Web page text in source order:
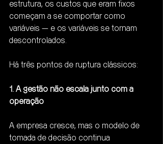
estrutura, os custos que eram fixos
começam a se comportar como
variáveis — e os variáveis se tornam
descontrolados.
Há três pontos de ruptura clássicos:
1. A gestão não escala junto com a
operação
A empresa cresce, mas o modelo de
tomada de decisão continua